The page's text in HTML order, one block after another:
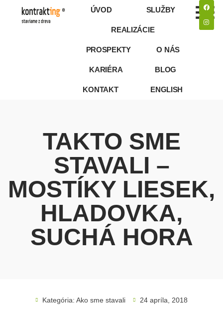
ÚVOD SLUŽBY
REALIZÁCIE
PROSPEKTY O NÁS
KARIÉRA BLOG
KONTAKT ENGLISH
TAKTO SME
STAVALI –
MOSTÍKY LIESEK,
HLADOVKA,
SUCHÁ HORA
Kategória: Ako sme stavali 24 apríla, 2018